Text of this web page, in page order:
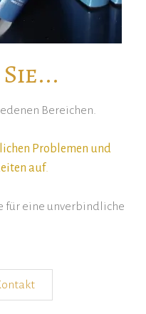
Bereichen.
Problemen und
auf.
für eine unverbindliche